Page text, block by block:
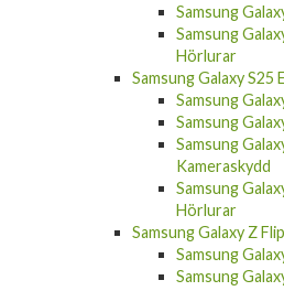
Samsung
Samsung
Hörlurar
Samsung Galaxy S25
Samsung
Samsung
Samsung
Kameraskydd
Samsung
Hörlurar
Samsung Galaxy Z
Samsung
Samsung